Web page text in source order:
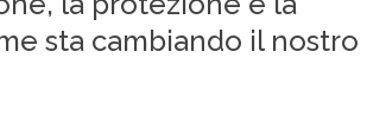
sta cambiando il nostro